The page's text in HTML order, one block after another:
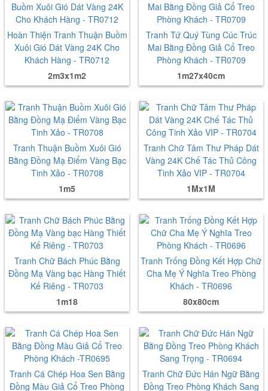
Hoàn Thiện Tranh Thuận Buồm
Xuôi Gió Dát Vàng 24K Cho
Khách Hàng - TR0712
2m3x1m2
Tranh Tứ Quý Tùng Cúc Trúc
Mai Bằng Đồng Giả Cổ Treo
Phòng Khách - TR0709
1m27x40cm
Tranh Thuận Buồm Xuôi Gió
Bằng Đồng Mạ Điểm Vàng Bạc
Tinh Xảo - TR0708
1m5
Tranh Chữ Tâm Thư Pháp Dát
Vàng 24K Chế Tác Thủ Công
Tinh Xảo VIP - TR0704
1Mx1M
Tranh Chữ Bách Phúc Bằng
Đồng Mạ Vàng bạc Hàng Thiết
Kế Riêng - TR0703
1m18
Tranh Trống Đồng Kết Hợp Chữ
Cha Mẹ Ý Nghĩa Treo Phòng
Khách - TR0696
80x80cm
Tranh Cá Chép Hoa Sen Bằng
Đồng Màu Giả Cổ Treo Phòng
Tranh Chữ Đức Hán Ngữ Bằng
Đồng Treo Phòng Khách Sang